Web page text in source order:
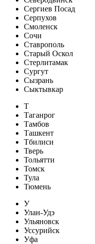
Сергиев Посад
Серпухов
Смоленск
Сочи
Ставрополь
Старый Оскол
Стерлитамак
Сургут
Сызрань
Сыктывкар
Т
Таганрог
Тамбов
Ташкент
Тбилиси
Тверь
Тольятти
Томск
Тула
Тюмень
У
Улан-Удэ
Ульяновск
Уссурийск
Уфа